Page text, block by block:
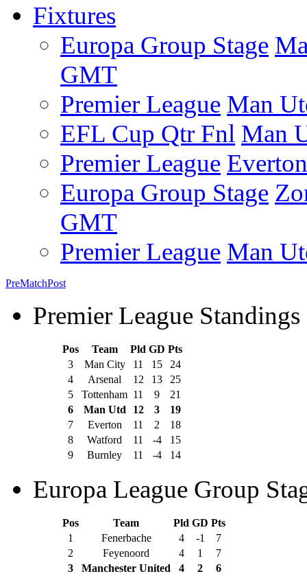
Fixtures
Europa Group Stage
GMT
Premier League Man
EFL Cup Qtr Fnl Man
Premier League Everton
Europa Group Stage
GMT
Premier League Man
PreMatchPost
Premier League Standings
Pos Team Pld GD Pts
3
Man City 11 15
24
4
Arsenal 12 13
25
5
Tottenham 11 9
21
6
Man Utd 12 3
19
7
Everton 11 2
18
8
Watford 11 -4
15
9
Burnley 11 -4 14
Europa League Group
Pos Team Pld GD Pts
1
Fenerbache 4 -1
7
2
Feyenoord 4 1
7
3
Manchester United 4 2
6